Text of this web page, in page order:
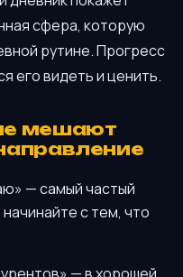
сфера, которую
рутине. Прогресс
его видеть и ценить.
мешают
— самый частый
с тем, что
— в хорошей